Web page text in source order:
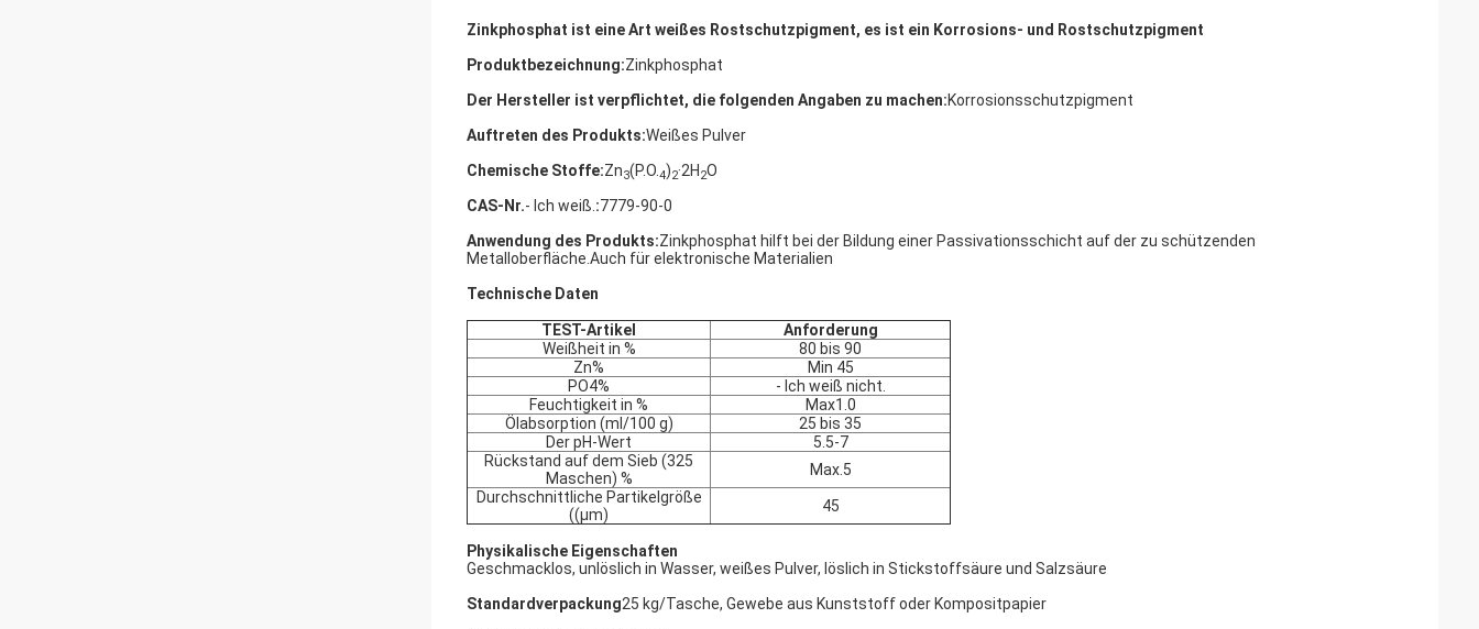
Zinkphosphat ist eine Art weißes Rostschutzpigment, es ist ein Korrosions- und Rostschutzpigment
Produktbezeichnung:Zinkphosphat
Der Hersteller ist verpflichtet, die folgenden Angaben zu machen:Korrosionsschutzpigment
Auftreten des Produkts:Weißes Pulver
Chemische Stoffe:Zn3(P.O. 4)2·2H 2O
CAS-Nr.- Ich weiß. :7779-90-0
Anwendung des Produkts:Zinkphosphat hilft bei der Bildung einer Passivationsschicht auf der zu schützenden
Metalloberfläche.Auch für elektronische Materialien
Technische Daten
TEST-Artikel
Anforderung
Weißheit in %
80 bis 90
Zn%
Min 45
PO4%
- Ich weiß nicht.
Feuchtigkeit in %
Max1.0
Ölabsorption (ml/100 g)
25 bis 35
Der pH-Wert
5.5-7
Rückstand auf dem Sieb (325
Maschen) %
Max.5
Durchschnittliche Partikelgröße
((μm)
45
Physikalische Eigenschaften
Geschmacklos, unlöslich in Wasser, weißes Pulver, löslich in Stickstoffsäure und Salzsäure
Standardverpackung25 kg/Tasche, Gewebe aus Kunststoff oder Kompositpapier